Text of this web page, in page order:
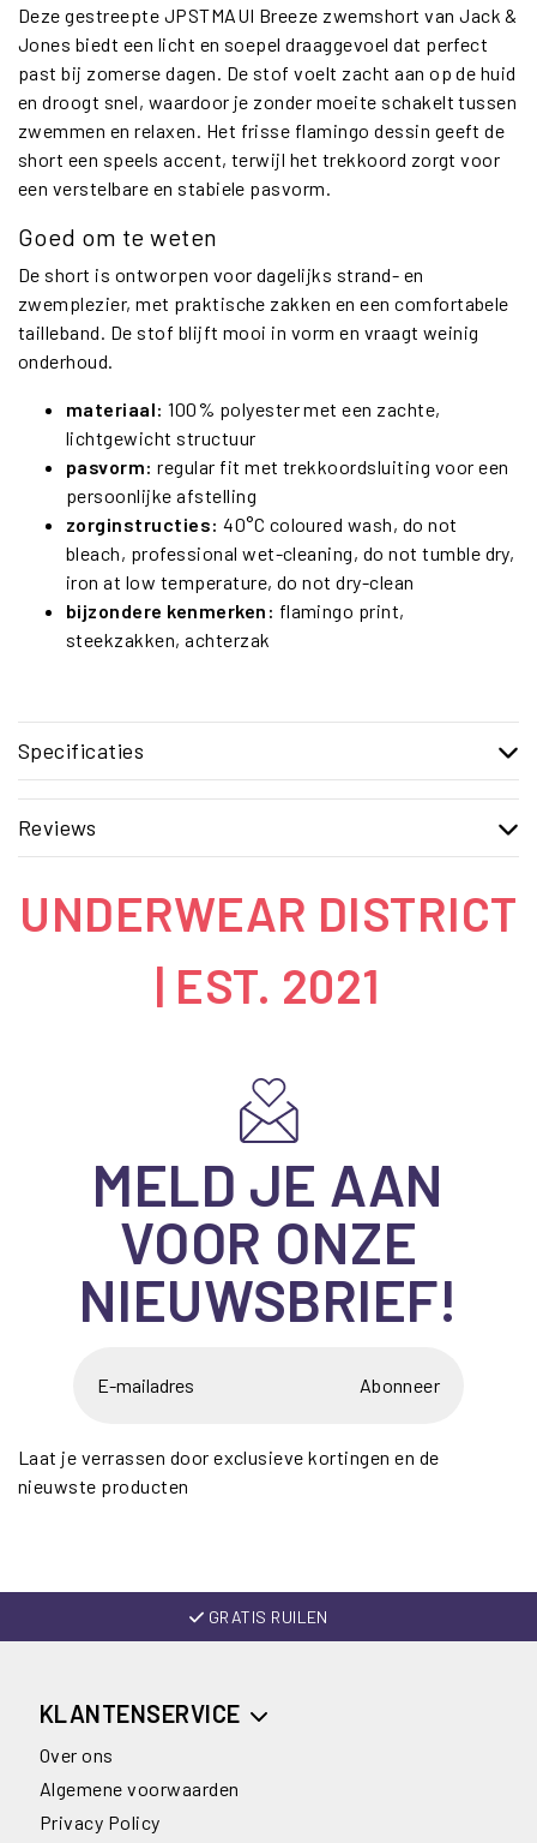
Deze gestreepte JPSTMAUI Breeze zwemshort van Jack &
Jones biedt een licht en soepel draaggevoel dat perfect
past bij zomerse dagen. De stof voelt zacht aan op de huid
en droogt snel, waardoor je zonder moeite schakelt tussen
zwemmen en relaxen. Het frisse flamingo dessin geeft de
short een speels accent, terwijl het trekkoord zorgt voor
een verstelbare en stabiele pasvorm.
Goed om te weten
De short is ontworpen voor dagelijks strand- en
zwemplezier, met praktische zakken en een comfortabele
tailleband. De stof blijft mooi in vorm en vraagt weinig
onderhoud.
materiaal: 100% polyester met een zachte,
lichtgewicht structuur
pasvorm: regular fit met trekkoordsluiting voor een
persoonlijke afstelling
zorginstructies: 40°C coloured wash, do not
bleach, professional wet-cleaning, do not tumble dry,
iron at low temperature, do not dry-clean
bijzondere kenmerken: flamingo print,
steekzakken, achterzak
Specificaties
Reviews
UNDERWEAR DISTRICT
| EST. 2021
MELD JE AAN
VOOR ONZE
NIEUWSBRIEF!
Abonneer
Laat je verrassen door exclusieve kortingen en de
nieuwste producten
GRATIS RUILEN
KLANTENSERVICE
Over ons
Algemene voorwaarden
Privacy Policy